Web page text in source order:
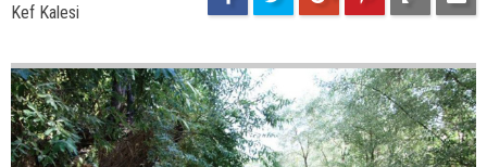
Kef Kalesi